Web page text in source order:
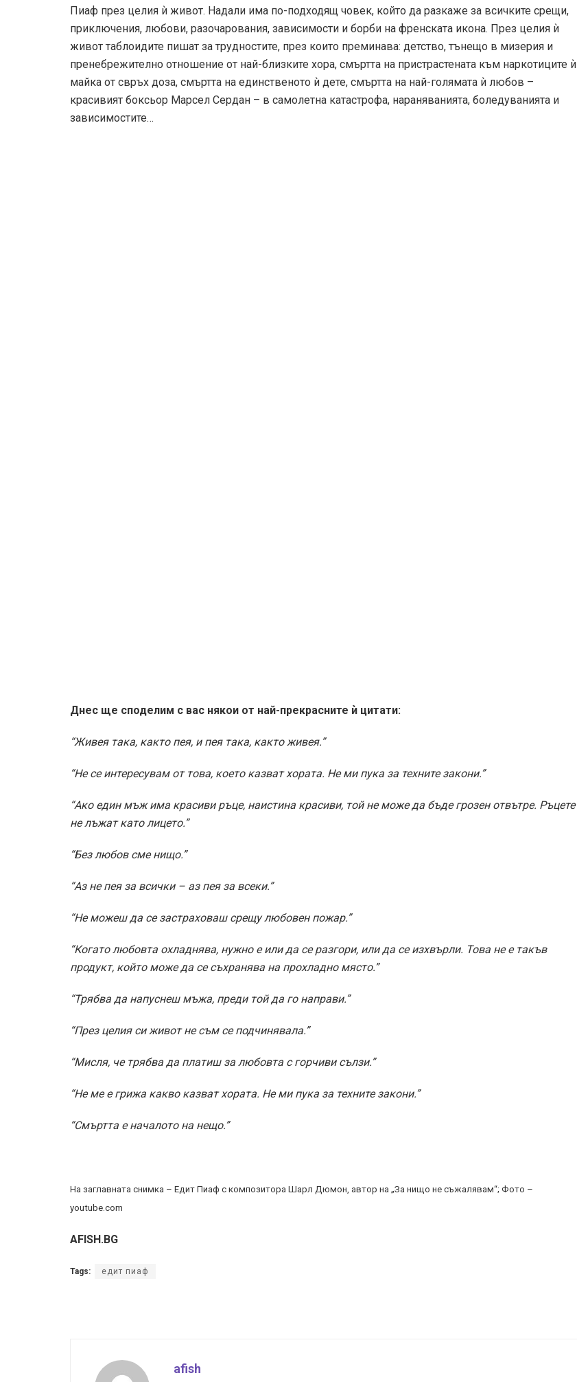
Пиаф през целия ѝ живот. Надали има по-подходящ човек, който да разкаже за всичките срещи,
приключения, любови, разочарования, зависимости и борби на френската икона. През целия ѝ
живот таблоидите пишат за трудностите, през които преминава: детство, тънещо в мизерия и
пренебрежително отношение от най-близките хора, смъртта на пристрастената към наркотиците ѝ
майка от свръх доза, смъртта на единственото ѝ дете, смъртта на най-голямата ѝ любов –
красивият боксьор Марсел Сердан – в самолетна катастрофа, нараняванията, боледуванията и
зависимостите…
Днес ще споделим с вас някои от най-прекрасните ѝ цитати:
“Живея така, както пея, и пея така, както живея.”
“Не се интересувам от това, което казват хората. Не ми пука за техните закони.”
“Ако един мъж има красиви ръце, наистина красиви, той не може да бъде грозен отвътре. Ръцете
не лъжат като лицето.”
“Без любов сме нищо.”
“Аз не пея за всички – аз пея за всеки.”
“Не можеш да се застраховаш срещу любовен пожар.”
“Когато любовта охладнява, нужно е или да се разгори, или да се изхвърли. Това не е такъв
продукт, който може да се съхранява на прохладно място.”
“Трябва да напуснеш мъжа, преди той да го направи.”
“През целия си живот не съм се подчинявала.”
“Мисля, че трябва да платиш за любовта с горчиви сълзи.”
“Не ме е грижа какво казват хората. Не ми пука за техните закони.”
“Смъртта е началото на нещо.”
На заглавната снимка – Едит Пиаф с композитора Шарл Дюмон, автор на „За нищо не съжалявам“; Фото –
youtube.com
AFISH.BG
Tags: едит пиаф
afish